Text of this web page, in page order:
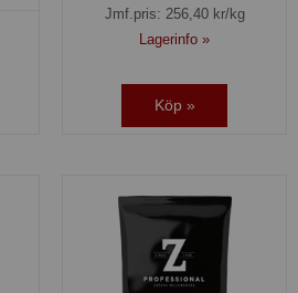
Jmf.pris: 256,40kr/kg
Lagerinfo »
Köp »